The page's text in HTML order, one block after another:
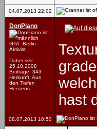
04.07.2013 22:02
DonPiano
GTA: Berlin-
Aktivist
Dabei seit:
25.10.2008
Beiträge: 343
Herkunft: Aus
den Tiefen
Hessens....
hast
08.07.2013 10:50